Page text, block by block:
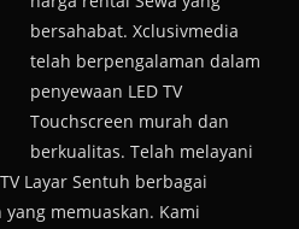
bersahabat. Xclusivmedia
telah berpengalaman dalam
penyewaan LED TV
Touchscreen murah dan
berkualitas. Telah melayani
Layar Sentuh berbagai
memuaskan. Kami